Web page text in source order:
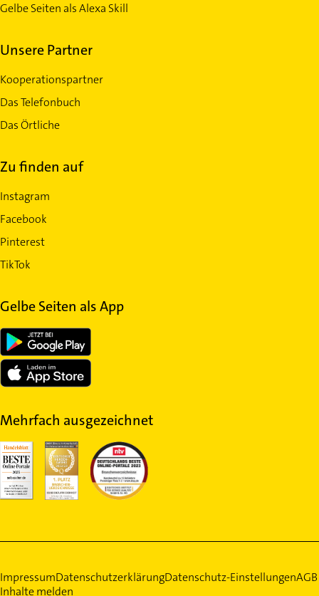
Gelbe Seiten als Alexa Skill
Unsere Partner
Kooperationspartner
Das Telefonbuch
Das Örtliche
Zu finden auf
Instagram
Facebook
Pinterest
TikTok
Gelbe Seiten als App
Mehrfach ausgezeichnet
ImpressumDatenschutzerklärungDatenschutz-EinstellungenAGB
Inhalte melden